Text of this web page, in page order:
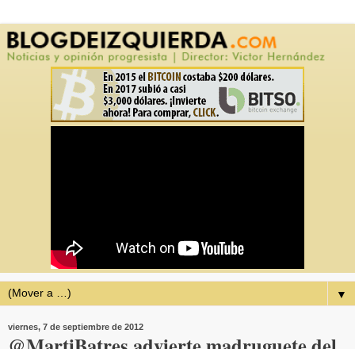
▼
viernes, 7 de septiembre de 2012